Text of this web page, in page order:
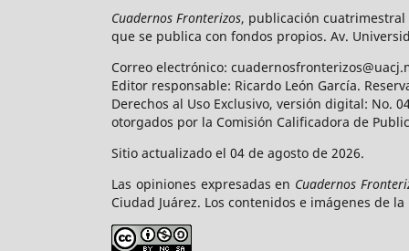
Cuadernos Fronterizos, publicación cuatrimestral
que se publica con fondos propios. Av.
Correo electrónico:
Editor responsable: Ricardo León García.
Derechos al Uso Exclusivo, versión digital: No.
otorgados por la Comisión Calificadora de
Sitio actualizado el 04 de agosto de 2026.
Las opiniones expresadas en Cuadernos
Ciudad Juárez. Los contenidos e imágenes de